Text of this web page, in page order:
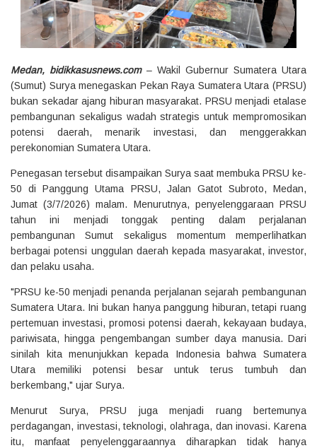
Medan, bidikkasusnews.com– Wakil Gubernur Sumatera Utara
(Sumut) Surya menegaskan Pekan Raya Sumatera Utara (PRSU)
bukan sekadar ajang hiburan masyarakat. PRSU menjadi etalase
pembangunan sekaligus wadah strategis untuk mempromosikan
potensi daerah, menarik investasi, dan menggerakkan
perekonomian Sumatera Utara.
Penegasan tersebut disampaikan Surya saat membuka PRSU ke-
50 di Panggung Utama PRSU, Jalan Gatot Subroto, Medan,
Jumat (3/7/2026) malam. Menurutnya, penyelenggaraan PRSU
tahun ini menjadi tonggak penting dalam perjalanan
pembangunan Sumut sekaligus momentum memperlihatkan
berbagai potensi unggulan daerah kepada masyarakat, investor,
dan pelaku usaha.
"PRSU ke-50 menjadi penanda perjalanan sejarah pembangunan
Sumatera Utara. Ini bukan hanya panggung hiburan, tetapi ruang
pertemuan investasi, promosi potensi daerah, kekayaan budaya,
pariwisata, hingga pengembangan sumber daya manusia. Dari
sinilah kita menunjukkan kepada Indonesia bahwa Sumatera
Utara memiliki potensi besar untuk terus tumbuh dan
berkembang," ujar Surya.
Menurut Surya, PRSU juga menjadi ruang bertemunya
perdagangan, investasi, teknologi, olahraga, dan inovasi. Karena
itu, manfaat penyelenggaraannya diharapkan tidak hanya